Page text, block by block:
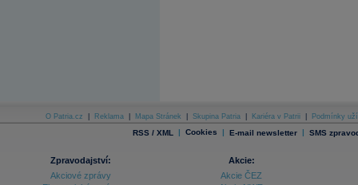
O Patria.cz Reklama Mapa Stránek Skupina Patria Kariéra v Patrii Podmínky
RSS / XML | Cookies | E-mail newsletter | SMS
Zpravodajství:
Akciové zprávy
Akcie:
Akcie ČEZ